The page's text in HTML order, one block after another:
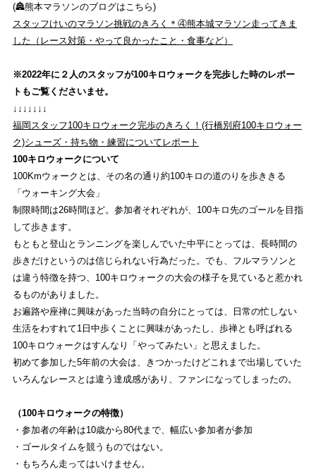
REVIEW
商品レビュー
COLUMN
コラム
SHOP
店舗一覧
RECRUIT
採用
STRIDE LAB FUKUOKA
ストライトラボ福岡店
EVENT
ストライトラボ福岡店独自の最新イベント情報
REVIEW
STAFFBLOG
ストライトラボ福岡店の スタッフブログ
(🏯熊本マラソンのブログはこちら)
スタッフけいのマラソン挑戦のきろく＊④熊本城マラソン走ってきま
した（レース対策・やって良かったこと・食事など）
※2022年に２人のスタッフが100キロウォークを完歩した時のレポー
トもご覧くださいませ。
↓↓↓↓↓↓↓
福岡スタッフ100キロウォーク完歩のきろく！(行橋別府100キロウォー
ク)シューズ・持ち物・練習についてレポート
100キロウォークについて
100Kmウォークとは、その名の通り約100キロの道のりを歩ききる
「ウォーキング大会」
制限時間は26時間ほど。参加者それぞれが、100キロ先のゴールを目指
して歩きます。
もともと登山とランニングを楽しんでいた中平にとっては、長時間の
歩きだけというのは信じられない行為だった。でも、フルマラソンと
は違う特徴を持つ、100キロウォークの大会の様子を見ていると惹かれ
るものがありました。
お遍路や座禅に興味があった当時の自分にとっては、日常の忙しない
生活をわすれて1日中歩くことに興味があったし、歩禅とも呼ばれる
100キロウォークはすんなり「やってみたい」と思えました。
初めて参加した5年前の大会は、きつかったけどこれまで出場していた
いろんなレースとは違う達成感があり、ファンになってしまったの。
（100キロウォークの特徴）
・参加者の年齢は10歳から80代まで、幅広い参加者が参加
・ゴールタイムを競うものではない。
・もちろん走ってはいけません。